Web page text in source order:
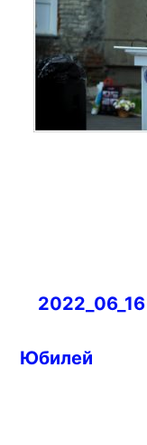
Навигация
записям
2022_06_16
Юбилей